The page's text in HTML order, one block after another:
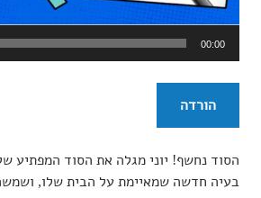
אודיו
00:00
הורדה
הסוד נחשף! יוני מגלה את הסוד המפתיע
בעיה חדשה שמאיימת על הבית שלו,